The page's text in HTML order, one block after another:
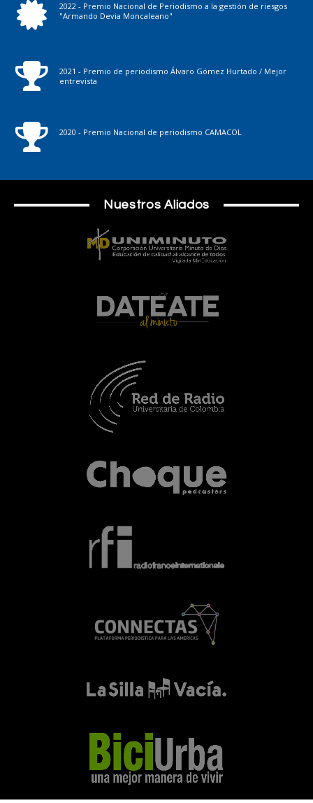
2022 - Premio Nacional de Periodismo a la gestión de riesgos
"Armando Devia Moncaleano"
2021 - Premio de periodismo Álvaro Gómez Hurtado / Mejor
entrevista
2020 - Premio Nacional de periodismo CAMACOL
Nuestros Aliados